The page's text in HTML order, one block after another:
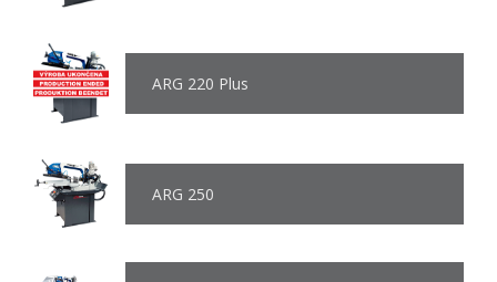
ARG 220 Plus
ARG 250